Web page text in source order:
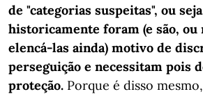
de "categorias suspeitas", ou
historicamente foram (e são, ou
elencá-las ainda) motivo de
perseguição e necessitam pois
proteção. Porque é disso